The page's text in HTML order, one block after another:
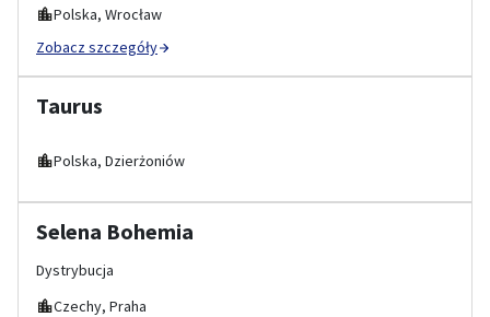
Polska, Wrocław
Zobacz szczegóły
Taurus
Polska, Dzierżoniów
Selena Bohemia
Dystrybucja
Czechy, Praha